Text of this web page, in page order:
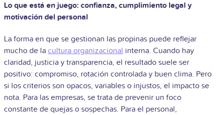
Lo que está en juego: confianza, cumplimiento legal y
motivación del personal
La forma en que se gestionan las propinas puede reflejar
mucho de la cultura organizacional interna. Cuando hay
claridad, justicia y transparencia, el resultado suele ser
positivo: compromiso, rotación controlada y buen clima. Pero
si los criterios son opacos, variables o injustos, el impacto se
nota. Para las empresas, se trata de prevenir un foco
constante de quejas o sospechas. Para el personal,